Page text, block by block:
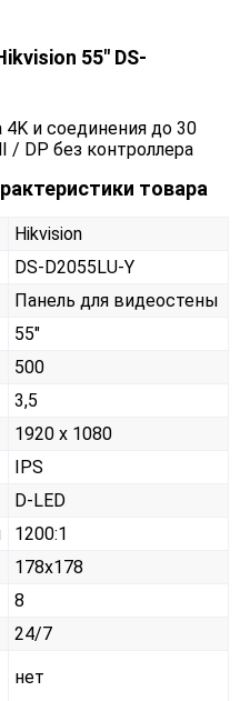
55" DS-
и соединения до 30
/ DP без контроллера
товара
Hikvision
DS-D2055LU-Y
Панель для видеостены
55"
500
3,5
1920 x 1080
IPS
D-LED
1200:1
178x178
8
24/7
нет